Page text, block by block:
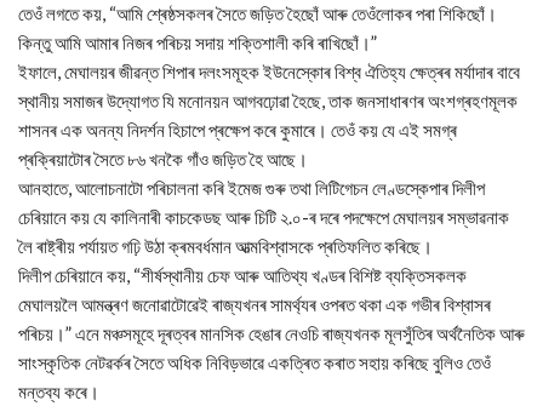
তেওঁ লগতে কয়, “আমি শ্ৰেষ্ঠসকলৰ সৈতে জড়িত হৈছোঁ আৰু তেওঁলোকৰ পৰা শিকিছোঁ।
কিন্তু আমি আমাৰ নিজৰ পৰিচয় সদায় শক্তিশালী কৰি ৰাখিছোঁ।”
ইফালে, মেঘালয়ৰ জীৱন্ত শিপাৰ দলংসমূহক ইউনেস্কোৰ বিশ্ব ঐতিহ্য ক্ষেত্ৰৰ মৰ্যাদাৰ বাবে
স্থানীয় সমাজৰ উদ্যোগত যি মনোনয়ন আগবঢ়োৱা হৈছে, তাক জনসাধাৰণৰ অংশগ্ৰহণমূলক
শাসনৰ এক অনন্য নিদৰ্শন হিচাপে প্ৰক্ষেপ কৰে কুমাৰে। তেওঁ কয় যে এই সমগ্ৰ
প্ৰক্ৰিয়াটোৰ সৈতে ৮৬ খনকৈ গাঁও জড়িত হৈ আছে।
আনহাতে, আলোচনাটো পৰিচালনা কৰি ইমেজ গুৰু তথা লিটিগেচন লেণ্ডস্কেপাৰ দিলীপ
চেৰিয়ানে কয় যে কালিনাৰী কাচকেডছ আৰু চিটি ২.০-ৰ দৰে পদক্ষেপে মেঘালয়ৰ সম্ভাৱনাক
লৈ ৰাষ্ট্ৰীয় পৰ্যায়ত গঢ়ি উঠা ক্ৰমবৰ্ধমান আত্মবিশ্বাসকে প্ৰতিফলিত কৰিছে।
দিলীপ চেৰিয়ানে কয়, “শীৰ্ষস্থানীয় চেফ আৰু আতিথ্য খণ্ডৰ বিশিষ্ট ব্যক্তিসকলক
মেঘালয়লৈ আমন্ত্ৰণ জনোৱাটোৱেই ৰাজ্যখনৰ সামৰ্থ্যৰ ওপৰত থকা এক গভীৰ বিশ্বাসৰ
পৰিচয়।” এনে মঞ্চসমূহে দূৰত্বৰ মানসিক হেঙাৰ নেওচি ৰাজ্যখনক মূলসুঁতিৰ অৰ্থনৈতিক আৰু
সাংস্কৃতিক নেটৱৰ্কৰ সৈতে অধিক নিবিড়ভাৱে একত্ৰিত কৰাত সহায় কৰিছে বুলিও তেওঁ
মন্তব্য কৰে।